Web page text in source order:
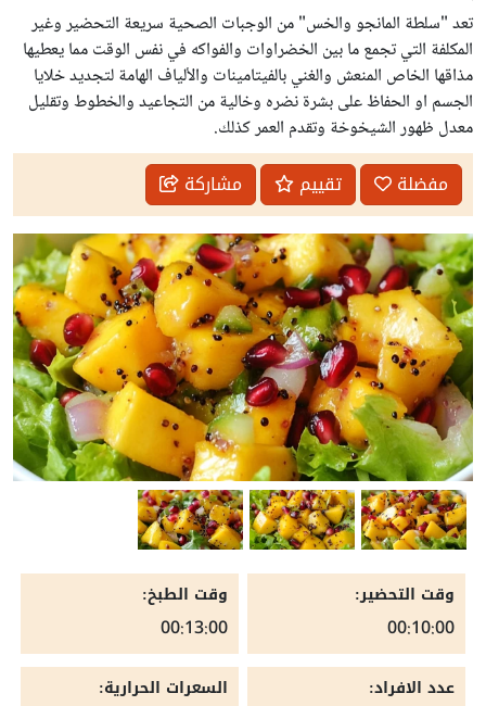
تعد "سلطة المانجو والخس" من الوجبات الصحية سريعة التحضير وغير
المكلفة التي تجمع ما بين الخضراوات والفواكه في نفس الوقت مما يعطيها
مذاقها الخاص المنعش والغني بالفيتامينات والألياف الهامة لتجديد خلايا
الجسم او الحفاظ على بشرة نضره وخالية من التجاعيد والخطوط وتقليل
معدل ظهور الشيخوخة وتقدم العمر كذلك.
مفضلة تقييم مشاركة
وقت التحضير:
00:10:00
وقت الطبخ:
00:13:00
عدد الافراد: السعرات الحرارية: